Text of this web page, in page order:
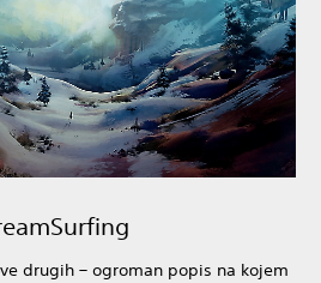
drugih – ogroman popis na kojem